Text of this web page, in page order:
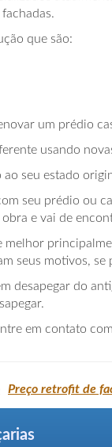
que são:
um prédio
usando
ao seu estado
seu prédio ou
e vai de
melhor
seus motivos,
desapegar do
em contato
Preço retrofit de